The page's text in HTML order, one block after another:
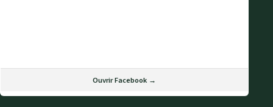
Ouvrir Facebook →